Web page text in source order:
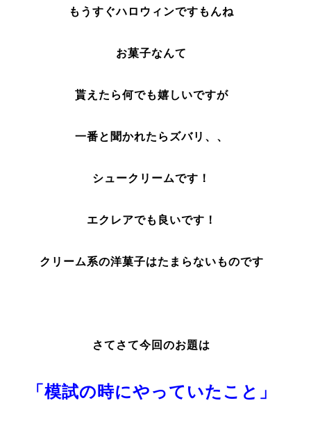
もうすぐハロウィンですもんね
お菓子なんて
貰えたら何でも嬉しいですが
一番と聞かれたらズバリ、、
シュークリームです！
エクレアでも良いです！
クリーム系の洋菓子はたまらないものです
さてさて今回のお題は
「模試の時にやっていたこと」